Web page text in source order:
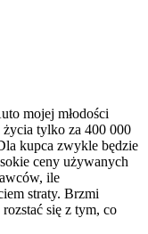
mojej młodości
życia tylko za 400 000
kupca zwykle będzie
ceny używanych
ile
straty. Brzmi
się z tym, co